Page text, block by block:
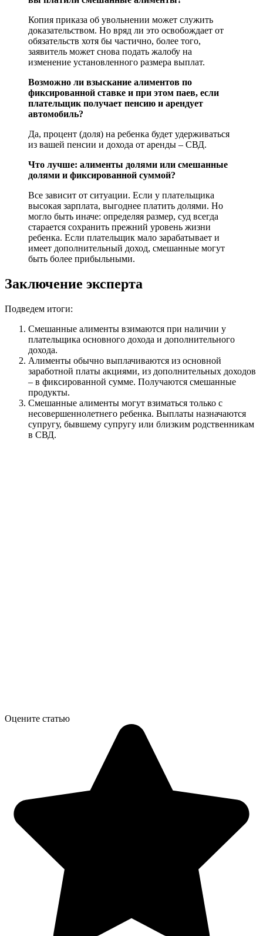
Копия приказа об увольнении может служить
доказательством. Но вряд ли это освобождает от
обязательств хотя бы частично, более того,
заявитель может снова подать жалобу на
изменение установленного размера выплат.
Возможно ли взыскание алиментов по
фиксированной ставке и при этом паев, если
плательщик получает пенсию и арендует
автомобиль?
Да, процент (доля) на ребенка будет удерживаться
из вашей пенсии и дохода от аренды – СВД.
Что лучше: алименты долями или смешанные
долями и фиксированной суммой?
Все зависит от ситуации. Если у плательщика
высокая зарплата, выгоднее платить долями. Но
могло быть иначе: определяя размер, суд всегда
старается сохранить прежний уровень жизни
ребенка. Если плательщик мало зарабатывает и
имеет дополнительный доход, смешанные могут
быть более прибыльными.
Заключение эксперта
Подведем итоги:
Смешанные алименты взимаются при наличии у
плательщика основного дохода и дополнительного
дохода.
Алименты обычно выплачиваются из основной
заработной платы акциями, из дополнительных доходов
– в фиксированной сумме. Получаются смешанные
продукты.
Смешанные алименты могут взиматься только с
несовершеннолетнего ребенка. Выплаты назначаются
супругу, бывшему супругу или близким родственникам
в СВД.
Оцените статью